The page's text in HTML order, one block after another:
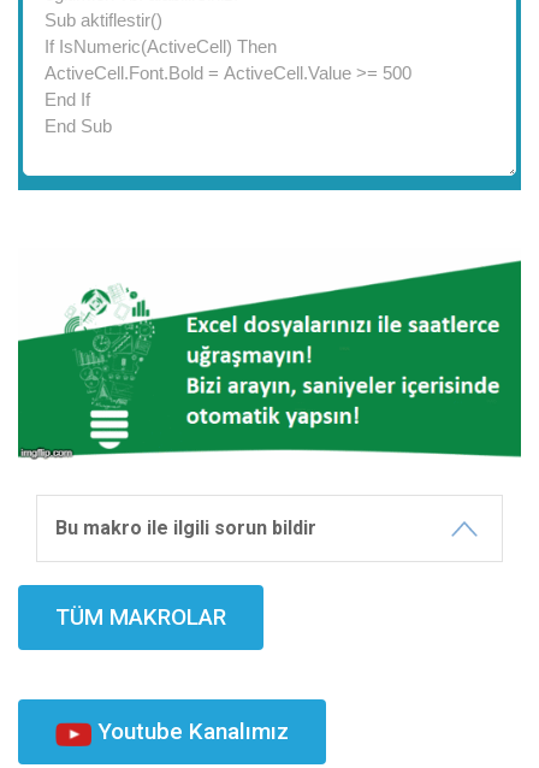
Bu makro ile ilgili sorun bildir
TÜM MAKROLAR
Youtube Kanalımız